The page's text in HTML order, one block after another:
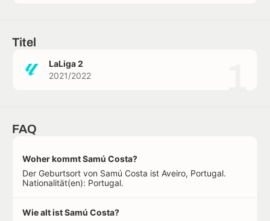
Titel
LaLiga 2
2021/2022
FAQ
Woher kommt Samú Costa?
Der Geburtsort von Samú Costa ist Aveiro, Portugal.
Nationalität(en): Portugal.
Wie alt ist Samú Costa?